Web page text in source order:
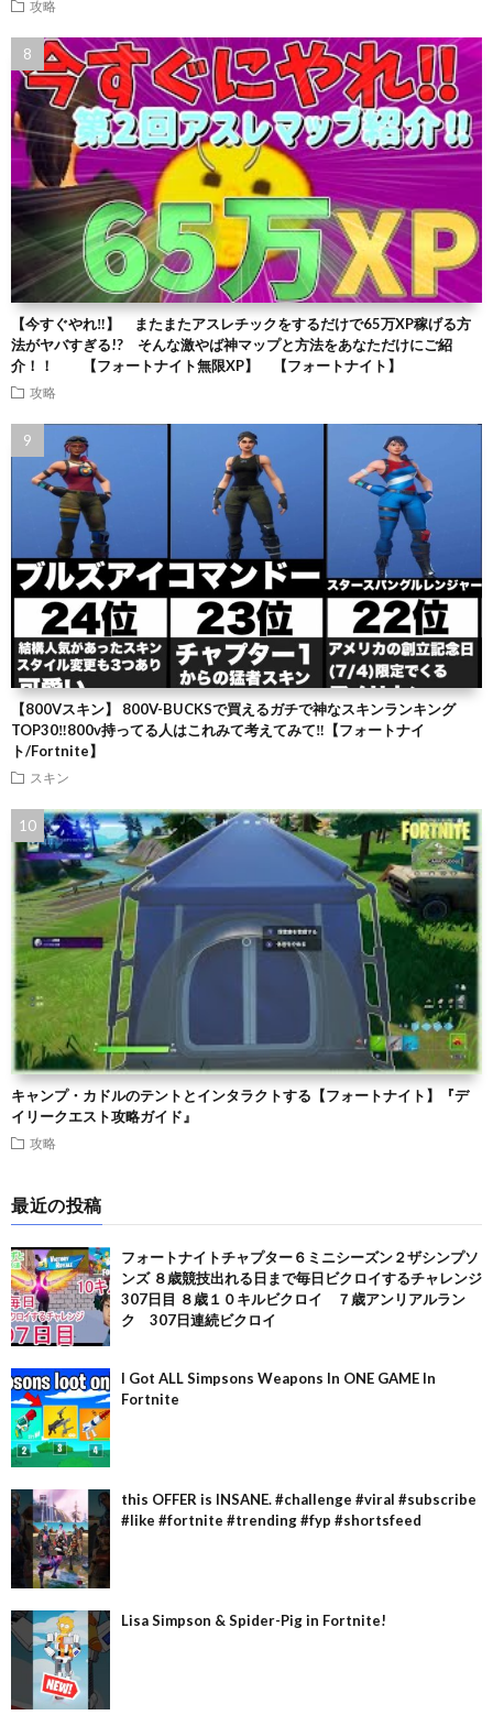
攻略
【今すぐやれ‼】 またまたアスレチックをするだけで65万XP稼げる方
法がヤバすぎる!? そんな激やば神マップと方法をあなただけにご紹
介！！ 【フォートナイト無限XP】 【フォートナイト】
攻略
【800Vスキン】 800V-BUCKSで買えるガチで神なスキンランキング
TOP30‼️800v持ってる人はこれみて考えてみて‼️【フォートナイ
ト/Fortnite】
スキン
キャンプ・カドルのテントとインタラクトする【フォートナイト】『デ
イリークエスト攻略ガイド』
攻略
最近の投稿
フォートナイトチャプター６ミニシーズン２ザシンプソ
ンズ ８歳競技出れる日まで毎日ビクロイするチャレンジ
307日目 ８歳１０キルビクロイ ７歳アンリアルラン
ク 307日連続ビクロイ
I Got ALL Simpsons Weapons In ONE GAME In
Fortnite
this OFFER is INSANE. #challenge #viral #subscribe
#like #fortnite #trending #fyp #shortsfeed
Lisa Simpson & Spider-Pig in Fortnite!